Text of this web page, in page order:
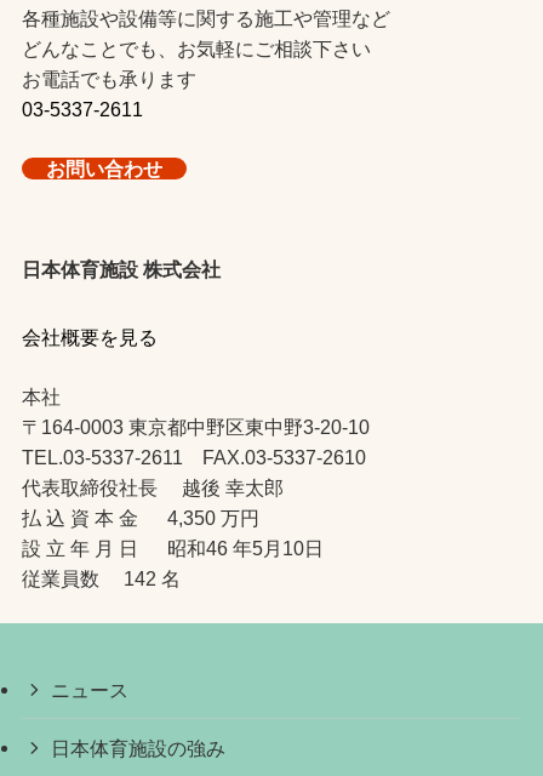
各種施設や設備等に関する施工や管理など
どんなことでも、お気軽にご相談下さい
お電話でも承ります
03-5337-2611
お問い合わせ
日本体育施設 株式会社
会社概要を見る
本社
〒164-0003 東京都中野区東中野3-20-10
TEL.03-5337-2611 FAX.03-5337-2610
代表取締役社長 越後 幸太郎
払 込 資 本 金 4,350 万円
設 立 年 月 日 昭和46 年5月10日
従業員数 142 名
ニュース
日本体育施設の強み